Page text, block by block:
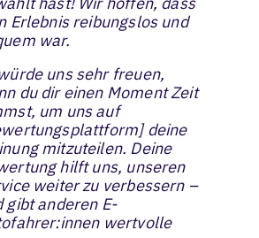
Erlebnis reibungslos und
war.
uns sehr freuen,
du dir einen Moment Zeit
um uns auf
deine
mitzuteilen. Deine
hilft uns, unseren
weiter zu verbessern –
gibt anderen E-
wertvolle